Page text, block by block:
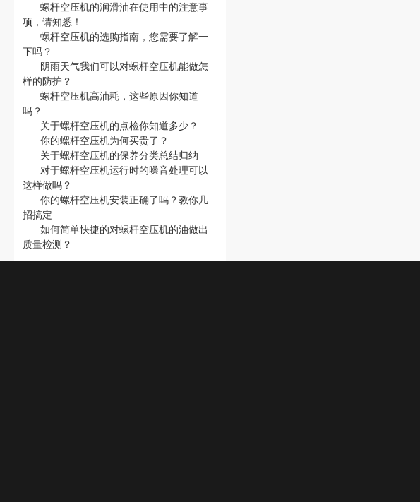
螺杆空压机的润滑油在使用中的注意事
项，请知悉！
螺杆空压机的选购指南，您需要了解一
下吗？
阴雨天气我们可以对螺杆空压机能做怎
样的防护？
螺杆空压机高油耗，这些原因你知道
吗？
关于螺杆空压机的点检你知道多少？
你的螺杆空压机为何买贵了？
关于螺杆空压机的保养分类总结归纳
对于螺杆空压机运行时的噪音处理可以
这样做吗？
你的螺杆空压机安装正确了吗？教你几
招搞定
如何简单快捷的对螺杆空压机的油做出
质量检测？